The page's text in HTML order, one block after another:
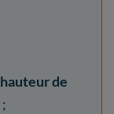
hauteur de
;